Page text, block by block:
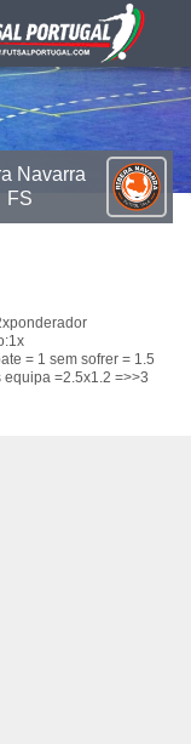
Navarra
FS
= 1 sem sofrer = 1.5
equipa =2.5x1.2 =>>3